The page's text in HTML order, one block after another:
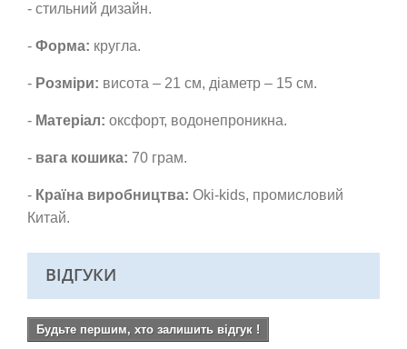
- стильний дизайн.
- Форма: кругла.
- Розміри: висота – 21 см, діаметр – 15 см.
- Матеріал: оксфорт, водонепроникна.
- вага кошика: 70 грам.
- Країна виробництва: Oki-kids, промисловий
Китай.
ВІДГУКИ
Будьте першим, хто залишить відгук !